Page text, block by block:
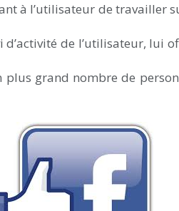
à l’utilisateur de travailler
de l’utilisateur,
grand nombre de